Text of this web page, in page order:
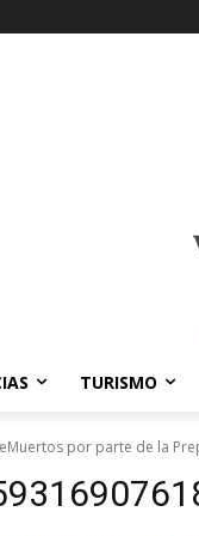
TURISMO
por parte de la